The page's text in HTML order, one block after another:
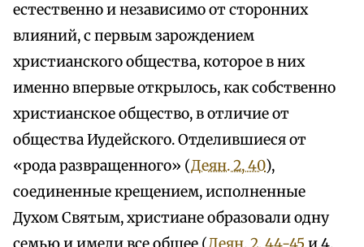
естественно и независимо от сторонних
влияний, с первым зарождением
христианского общества, которое в них
именно впервые открылось, как собственно
христианское общество, в отличие от
общества Иудейского. Отделившиеся от
«рода развращенного» (Деян. 2, 40),
соединенные крещением, исполненные
Духом Святым, христиане образовали одну